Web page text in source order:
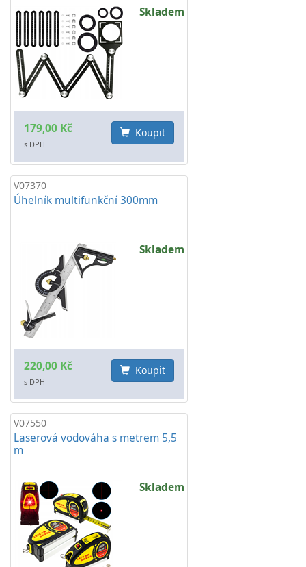
Skladem
179,00 Kč
s DPH
Koupit
V07370
Úhelník multifunkční 300mm
Skladem
220,00 Kč
s DPH
Koupit
V07550
Laserová vodováha s metrem 5,5
m
Skladem